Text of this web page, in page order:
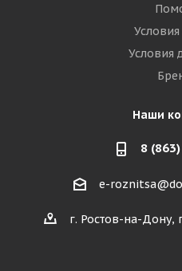
Условия
Наши
8
e-
г. Ростов-на-Дону,